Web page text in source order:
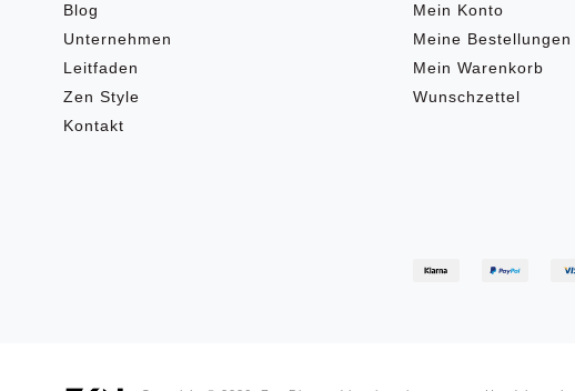
Blog
Unternehmen
Leitfaden
Zen Style
Kontakt
Mein Konto
Meine Bestellungen
Mein Warenkorb
Wunschzettel